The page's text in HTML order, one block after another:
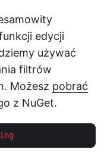
edycji
używać
filtrów
Możesz pobrać
z NuGet.